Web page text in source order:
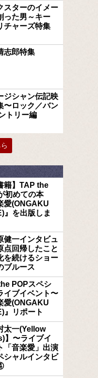
スターのイメー
った男～キー
チャーズ特集
志郎特集
ジシャン伝記映
〜ロック／バン
トリー編
籍】TAP the
初めての本
愛(ONGAKU
』を出版しま
健一インタビュ
点回帰したこと
を続けるショー
ブルース
POPスペシ
イブイベント〜
愛(ONGAKU
』リポート
太一(Yellow
】〜ライブイ
「音楽愛」出演
シャルインタビ